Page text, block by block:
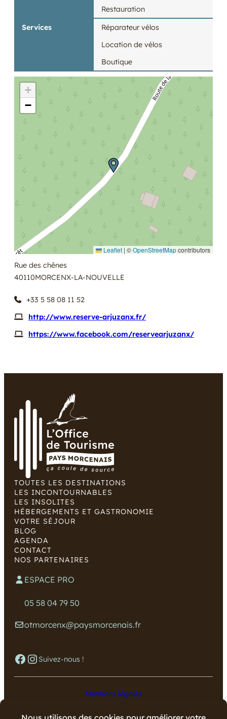
Restauration
Services
Réparateur vélos
Location de vélos
Boutique
+
−
Leaflet | ©OpenStreetMapcontributors
Rue des chênes
40110MORCENX-LA-NOUVELLE
+33 5 58 08 11 52
http://www.reserve-arjuzanx.fr/
https://www.facebook.com/reservearjuzanx/
TOUTES LES DESTINATIONS
LES INCONTOURNABLES
LES INSOLITES
HÉBERGEMENTS ET GASTRONOMIE
VOTRE SÉJOUR
BLOG
AGENDA
CONTACT
NOS PARTENAIRES
ESPACE PRO
05 58 04 79 50
otmorcenx@paysmorcenais.fr
Facebook Instagram Suivez-nous !
Mentions légales